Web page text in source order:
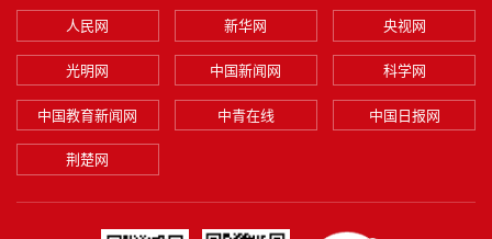
人民网 新华网 央视网
光明网 中国新闻网 科学网
中国教育新闻网 中青在线 中国日报网
荆楚网